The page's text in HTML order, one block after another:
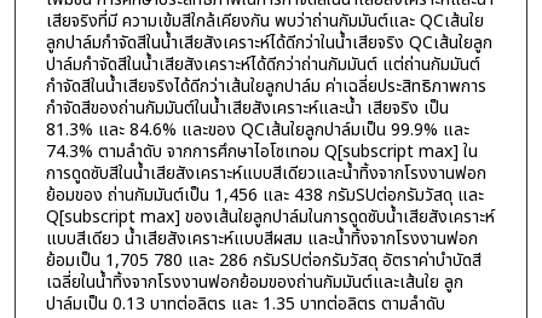
เสียจริงที่มี ความเข้มสีใกล้เคียงกัน พบว่าถ่านกัมมันต์และ QCเส้นใย
ลูกปาล์มกำจัดสีในน้ำเสียสังเคราะห์ได้ดีกว่าในน้ำเสียจริง QCเส้นใยลูก
ปาล์มกำจัดสีในน้ำเสียสังเคราะห์ได้ดีกว่าถ่านกัมมันต์ แต่ถ่านกัมมันต์
กำจัดสีในน้ำเสียจริงได้ดีกว่าเส้นใยลูกปาล์ม ค่าเฉลี่ยประสิทธิภาพการ
กำจัดสีของถ่านกัมมันต์ในน้ำเสียสังเคราะห์และน้ำ เสียจริง เป็น
81.3% และ 84.6% และของ QCเส้นใยลูกปาล์มเป็น 99.9% และ
74.3% ตามลำดับ จากการศึกษาไอโซเทอม Q[subscript max] ใน
การดูดซับสีในน้ำเสียสังเคราะห์แบบสีเดียวและน้ำทิ้งจากโรงงานฟอก
ย้อมของ ถ่านกัมมันต์เป็น 1,456 และ 438 กรัมSUต่อกรัมวัสดุ และ
Q[subscript max] ของเส้นใยลูกปาล์มในการดูดซับน้ำเสียสังเคราะห์
แบบสีเดียว น้ำเสียสังเคราะห์แบบสีผสม และน้ำทิ้งจากโรงงานฟอก
ย้อมเป็น 1,705 780 และ 286 กรัมSUต่อกรัมวัสดุ อัตราค่าบำบัดสี
เฉลี่ยในน้ำทิ้งจากโรงงานฟอกย้อมของถ่านกัมมันต์และเส้นใย ลูก
ปาล์มเป็น 0.13 บาทต่อลิตร และ 1.35 บาทต่อลิตร ตามลำดับ